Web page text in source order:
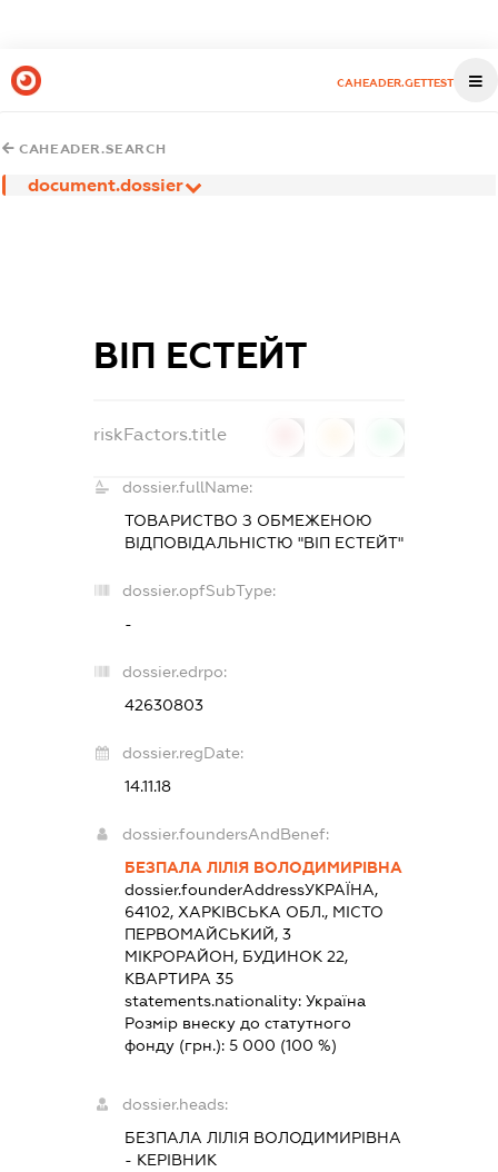
CAHEADER.GETTEST
CAHEADER.SEARCH
document.dossier
ВІП ЕСТЕЙТ
riskFactors.title
dossier.fullName:
ТОВАРИСТВО З ОБМЕЖЕНОЮ
ВІДПОВІДАЛЬНІСТЮ "ВІП ЕСТЕЙТ"
dossier.opfSubType:
-
dossier.edrpo:
42630803
dossier.regDate:
14.11.18
dossier.foundersAndBenef:
БЕЗПАЛА ЛІЛІЯ ВОЛОДИМИРІВНА
dossier.founderAddressУКРАЇНА,
64102, ХАРКІВСЬКА ОБЛ., МІСТО
ПЕРВОМАЙСЬКИЙ, 3
МІКРОРАЙОН, БУДИНОК 22,
КВАРТИРА 35
statements.nationality:Україна
Розмір внеску до статутного
фонду (грн.):5 000 (100 %)
dossier.heads:
БЕЗПАЛА ЛІЛІЯ ВОЛОДИМИРІВНА
- КЕРІВНИК